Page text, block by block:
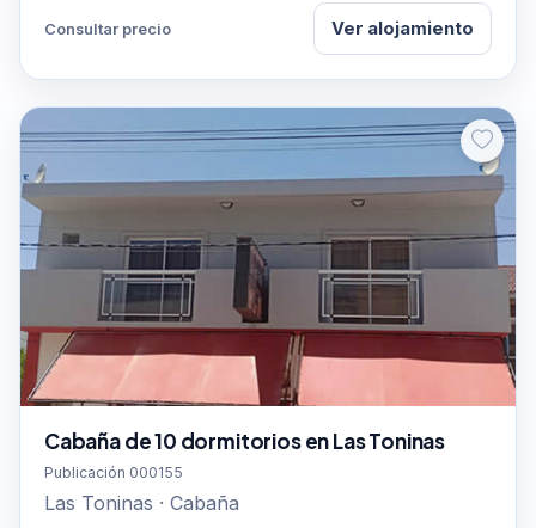
Consultar precio Ver alojamiento
Cabaña de 10 dormitorios en Las Toninas
Publicación 000155
Las Toninas · Cabaña